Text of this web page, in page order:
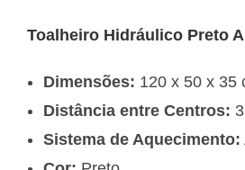
Toalheiro Hidráulico Preto
Dimensões: 120 x 50 x 35
Distância entre Centros:
Sistema de Aquecimento: